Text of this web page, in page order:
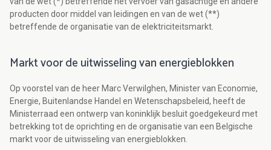
producten door middel van leidingen en van de wet (**)
betreffende de organisatie van de elektriciteitsmarkt.
Markt voor de uitwisseling van energieblokken
Op voorstel van de heer Marc Verwilghen, Minister van Economie,
Energie, Buitenlandse Handel en Wetenschapsbeleid, heeft de
Ministerraad een ontwerp van koninklijk besluit goedgekeurd met
betrekking tot de oprichting en de organisatie van een Belgische
markt voor de uitwisseling van energieblokken.